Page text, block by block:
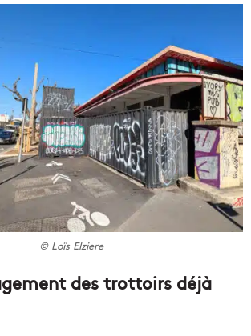
© Loïs Elziere
des trottoirs déjà